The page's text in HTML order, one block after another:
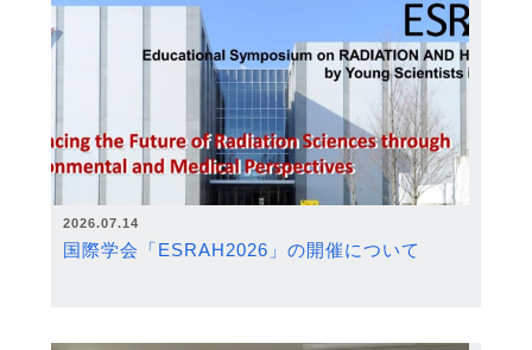
2026.07.14
国際学会「ESRAH2026」の開催について